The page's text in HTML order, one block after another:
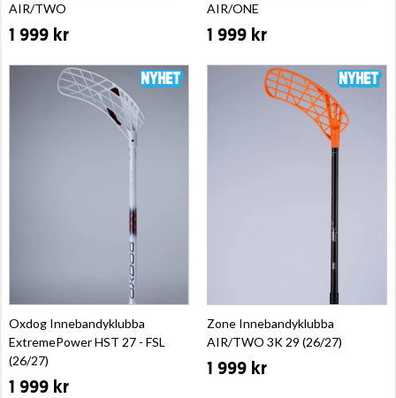
AIR/TWO
1 999 kr
AIR/ONE
1 999 kr
Oxdog Innebandyklubba
ExtremePower HST 27 - FSL
(26/27)
1 999 kr
Zone Innebandyklubba
AIR/TWO 3K 29 (26/27)
1 999 kr